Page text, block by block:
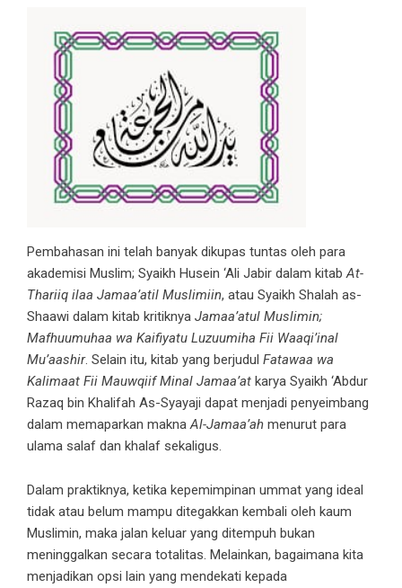
Pembahasan ini telah banyak dikupas tuntas oleh para
akademisi Muslim; Syaikh Husein ‘Ali Jabir dalam kitab At-
Thariiq ilaa Jamaa’atil Muslimiin, atau Syaikh Shalah as-
Shaawi dalam kitab kritiknya Jamaa’atul Muslimin;
Mafhuumuhaa wa Kaifiyatu Luzuumiha Fii Waaqi’inal
Mu’aashir. Selain itu, kitab yang berjudul Fatawaa wa
Kalimaat Fii Mauwqiif Minal Jamaa’at karya Syaikh ‘Abdur
Razaq bin Khalifah As-Syayaji dapat menjadi penyeimbang
dalam memaparkan makna Al-Jamaa’ah menurut para
ulama salaf dan khalaf sekaligus.
Dalam praktiknya, ketika kepemimpinan ummat yang ideal
tidak atau belum mampu ditegakkan kembali oleh kaum
Muslimin, maka jalan keluar yang ditempuh bukan
meninggalkan secara totalitas. Melainkan, bagaimana kita
menjadikan opsi lain yang mendekati kepada